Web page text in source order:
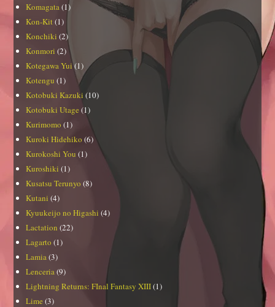
Komagata(1)
Kon-Kit (1)
Konchiki (2)
Konmori (2)
Kotegawa Yui(1)
Kotengu (1)
Kotobuki Kazuki (10)
Kotobuki Utage (1)
Kurimomo (1)
Kuroki Hidehiko (6)
Kurokoshi You (1)
Kuroshiki (1)
Kusatsu Terunyo (8)
Kutani (4)
Kyuukeijo no Higashi (4)
Lactation (22)
Lagarto (1)
Lamia(3)
Lenceria(9)
Lightning Returns: FInal Fantasy XIII(1)
Lime (3)